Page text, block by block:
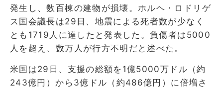
発生し、数百棟の建物が損壊。ホルヘ・ロドリゲ
ス国会議長は29日、地震による死者数が少なく
とも1719人に達したと発表した。負傷者は5000
人を超え、数万人が行方不明だと述べた。
米国は29日、支援の総額を1億5000万ドル（約
243億円）から3億ドル（約486億円）に倍増さ